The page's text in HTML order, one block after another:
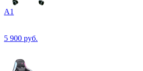
А1
5 900 руб.